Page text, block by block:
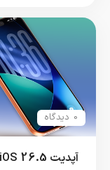
0 دیدگاه
آپدیت iOS 26.5 برای گوشی های آیفون منتشر شد